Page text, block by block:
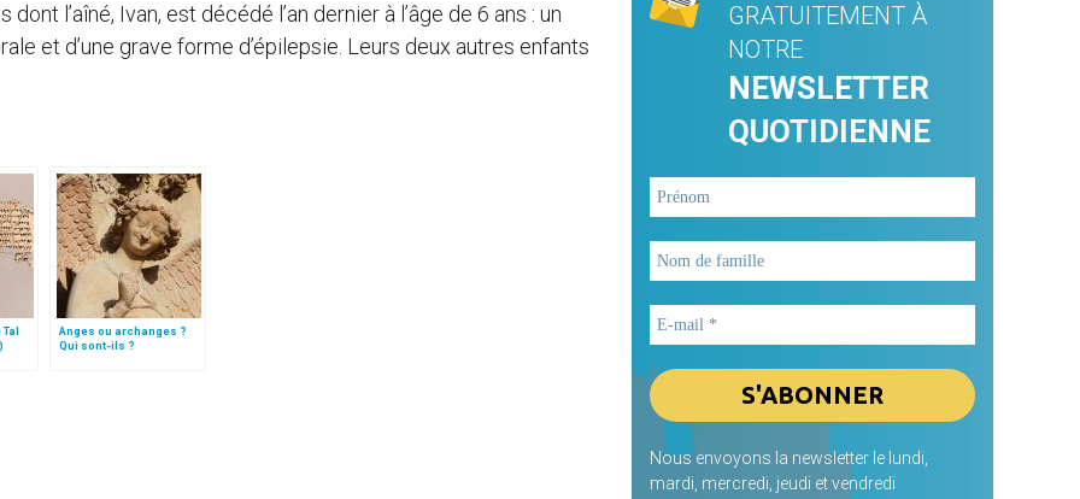
l’aîné, Ivan, est décédé l’an dernier à l’âge de 6 ans : un
et d’une grave forme d’épilepsie. Leurs deux autres enfants
Anges ou archanges ?
Qui sont-ils ?
GRATUITEMENT À
NOTRE
NEWSLETTER
QUOTIDIENNE
Nous envoyons la newsletter le lundi,
mardi, mercredi, jeudi et vendredi